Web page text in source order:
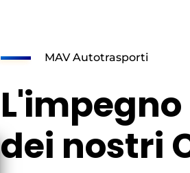
MAV Autotrasporti
dei nostri